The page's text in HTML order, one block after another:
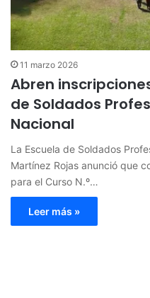
11 marzo 2026
Abren
de Soldados
Nacional
La Escuela de Soldados
Martínez Rojas anunció que
para el Curso N.º…
Leer más »